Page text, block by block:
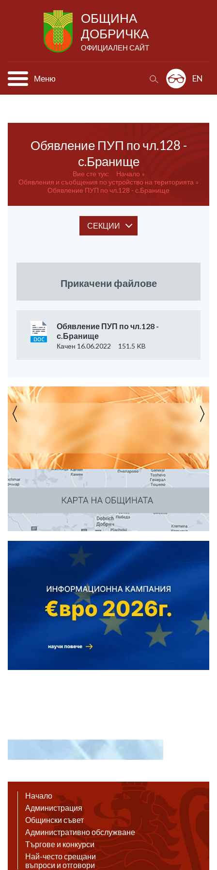
ОБЩИНА
ДОБРИЧКА
ОФИЦИАЛЕН САЙТ
Меню EN
Обявление ПУП по чл.128 -
с.Бранище
Вие сте тук:
Начало
Обявления и съобщения по устройство на територията
Обявление ПУП по чл.128 - с.Бранище
СЕКЦИИ
Прикачени файлове
Обявление ПУП по чл.128 -
с.Бранище
Качен 16.06.2022 151.5 KB
Начало
Администрация
Общински съвет
Административно обслужване
Търгове и конкурси
Най-често срещани
въпроси и отговори